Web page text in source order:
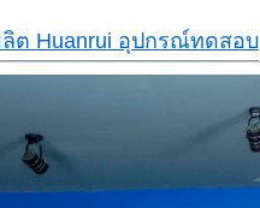
ต Huanrui อุปกรณ์ทดสอบ